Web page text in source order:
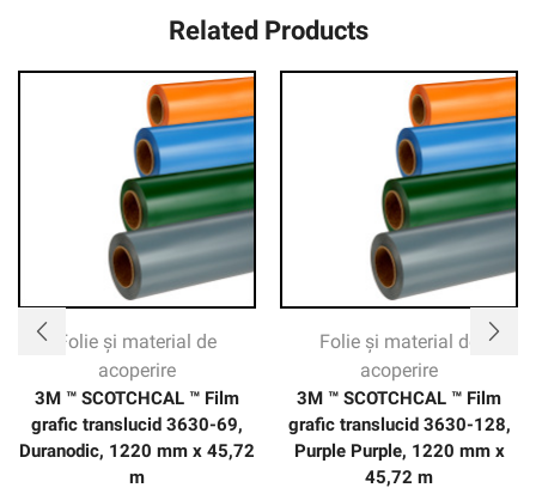
Related Products
Folie și material de
acoperire
3M ™ SCOTCHCAL ™ Film
grafic translucid 3630-69,
Duranodic, 1220 mm x 45,72
m
Folie și material de
acoperire
3M ™ SCOTCHCAL ™ Film
grafic translucid 3630-128,
Purple Purple, 1220 mm x
45,72 m